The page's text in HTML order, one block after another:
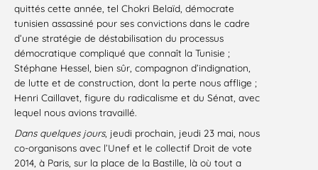
quittés cette année, tel Chokri Belaïd, démocrate
tunisien assassiné pour ses convictions dans le cadre
d’une stratégie de déstabilisation du processus
démocratique compliqué que connaît la Tunisie ;
Stéphane Hessel, bien sûr, compagnon d’indignation,
de lutte et de construction, dont la perte nous afflige ;
Henri Caillavet, figure du radicalisme et du Sénat, avec
lequel nous avions travaillé.
Dans quelques jours, jeudi prochain, jeudi 23 mai, nous
co-organisons avec l’Unef et le collectif Droit de vote
2014, à Paris, sur la place de la Bastille, là où tout a